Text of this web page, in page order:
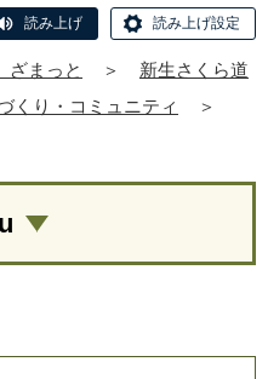
読み上げ 読み上げ設定
まっと ＞
新生さくら道
くり・コミュニティ
＞